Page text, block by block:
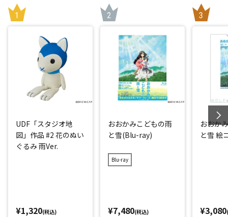
UDF「スタジオ地
図」作品 #2 花のぬい
ぐるみ 雨Ver.
¥1,320(税込)
おおかみこどもの雨
と雪(Blu-ray)
Blu-ray
¥7,480(税込)
おおか
と雪 絵
¥3,080